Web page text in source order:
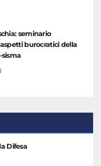
seminario
burocratici della
Difesa